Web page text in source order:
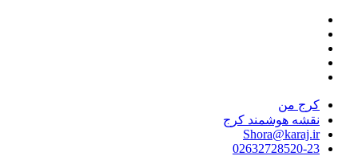
کرج من
نقشه هوشمند کرج
Shora@karaj.ir
02632728520-23